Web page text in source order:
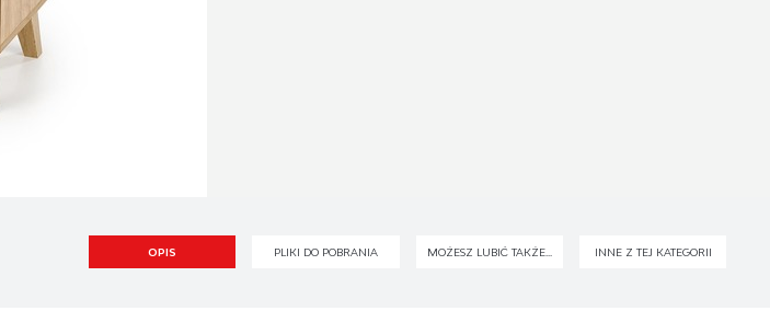
OPIS PLIKI DO POBRANIA MOŻESZ LUBIĆ TAKŻE... INNE Z TEJ KATEGORII